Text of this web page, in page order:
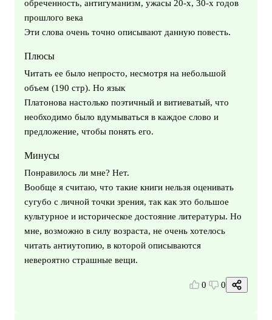
обреченность, антигуманизм, ужасы 20-х, 30-х годов
прошлого века
Эти слова очень точно описывают данную повесть.
Плюсы
Читать ее было непросто, несмотря на небольшой
объем (190 стр). Но язык
Платонова настолько поэтичный и витиеватый, что
необходимо было вдумываться в каждое слово и
предложение, чтобы понять его.
Минусы
Понравилось ли мне? Нет.
Вообще я считаю, что такие книги нельзя оценивать
сугубо с личной точки зрения, так как это большое
культурное и историческое достояние литературы. Но
мне, возможно в силу возраста, не очень хотелось
читать антиутопию, в которой описываются
невероятно страшные вещи.
0 0